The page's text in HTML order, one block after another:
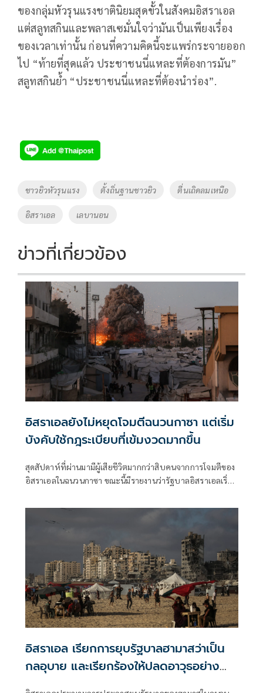
ของกลุ่มหัวรุนแรงชาตินิยมสุดขั้วในสังคมอิสราเอล
แต่สลูทสกินและพลาสเซมั่นใจว่ามันเป็นเพียงเรื่อง
ของเวลาเท่านั้น ก่อนที่ความคิดนี้จะแพร่กระจายออก
ไป “ท้ายที่สุดแล้ว ประชาชนนี่แหละที่ต้องการมัน”
สลูทสกินย้ำ “ประชาชนนี่แหละที่ต้องนำร่อง”.
Tags
ชาวยิวหัวรุนแรง ตั้งถิ่นฐานชาวยิว ตื่นเถิดลมเหนือ
อิสราเอล เลบานอน
ข่าวที่เกี่ยวข้อง
อิสราเอลยังไม่หยุดโจมตีฉนวนกาซา แต่เริ่ม
บังคับใช้กฎระเบียบที่เข้มงวดมากขึ้น
สุดสัปดาห์ที่ผ่านมามีผู้เสียชีวิตมากกว่าสิบคนจากการโจมตีของ
อิสราเอลในฉนวนกาซา ขณะนี้มีรายงานว่ารัฐบาลอิสราเอลเริ่ม
อิสราเอล เรียกการยุบรัฐบาลฮามาสว่าเป็น
กลอุบาย และเรียกร้องให้ปลดอาวุธอย่าง